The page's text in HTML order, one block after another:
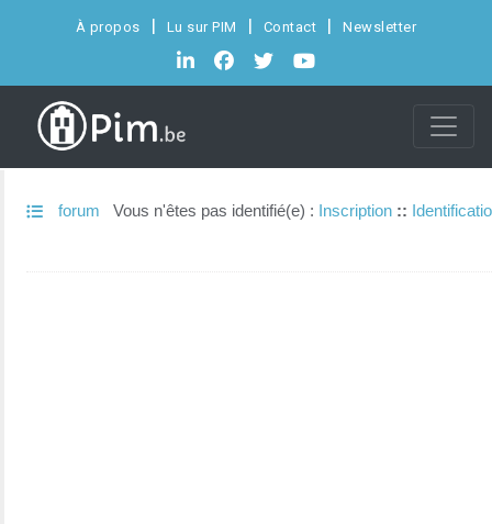
À propos Lu sur PIM Contact Newsletter
forum Vous n'êtes pas identifié(e) : Inscription ::